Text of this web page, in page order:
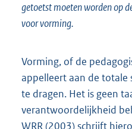
getoetst moeten worden op
voor vorming.
Vorming, of de
appelleert aan de totale
te dragen. Het is geen
verantwoordelijkheid
WRR (2003) schrijft